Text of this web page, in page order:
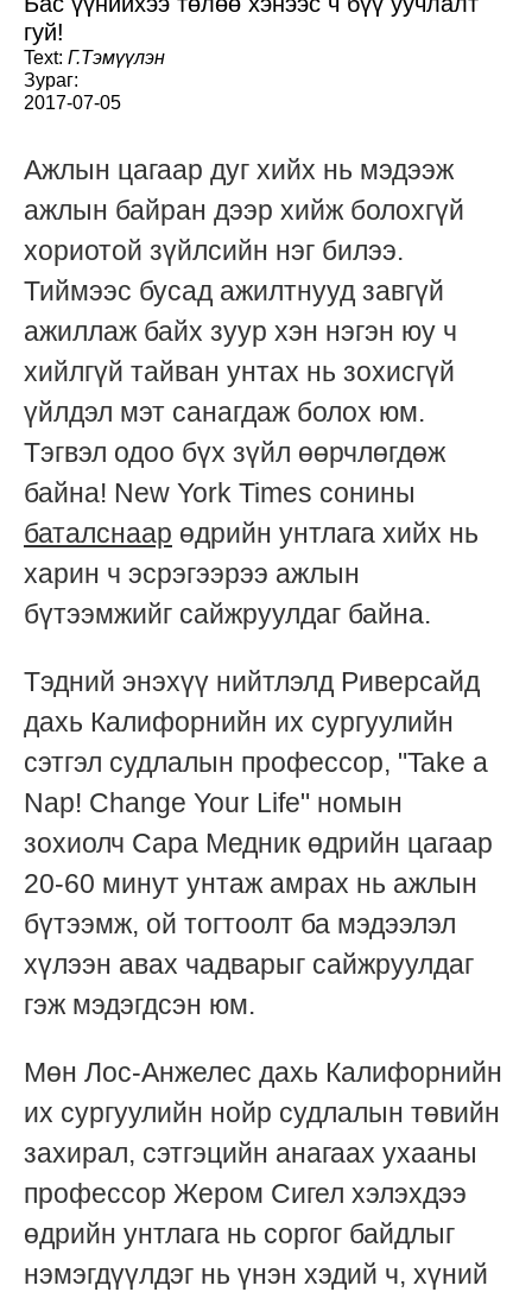
гуй!
Text: Г.Тэмүүлэн
Зураг:
2017-07-05
Ажлын цагаар дуг хийх нь мэдээж
ажлын байран дээр хийж болохгүй
хориотой зүйлсийн нэг билээ.
Тиймээс бусад ажилтнууд завгүй
ажиллаж байх зуур хэн нэгэн юу ч
хийлгүй тайван унтах нь зохисгүй
үйлдэл мэт санагдаж болох юм.
Тэгвэл одоо бүх зүйл өөрчлөгдөж
байна! New York Times сонины
баталснаар өдрийн унтлага хийх нь
харин ч эсрэгээрээ ажлын
бүтээмжийг сайжруулдаг байна.
Тэдний энэхүү нийтлэлд Риверсайд
дахь Калифорнийн их сургуулийн
сэтгэл судлалын профессор, "Take a
Nap! Change Your Life" номын
зохиолч Сара Медник өдрийн цагаар
20-60 минут унтаж амрах нь ажлын
бүтээмж, ой тогтоолт ба мэдээлэл
хүлээн авах чадварыг сайжруулдаг
гэж мэдэгдсэн юм.
Мөн Лос-Анжелес дахь Калифорнийн
их сургуулийн нойр судлалын төвийн
захирал, сэтгэцийн анагаах ухааны
профессор Жером Сигел хэлэхдээ
өдрийн унтлага нь соргог байдлыг
нэмэгдүүлдэг нь үнэн хэдий ч, хүний